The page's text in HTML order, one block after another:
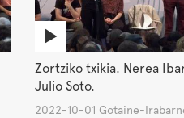
Zortziko txikia. Nerea
Julio Soto.
2022-10-01 Gotaine-